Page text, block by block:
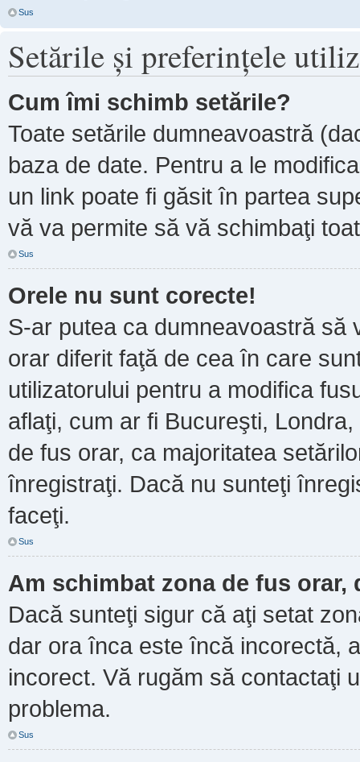
Sus
Setările şi preferinţele
Cum îmi schimb setările?
Toate setările dumneavoastră
baza de date. Pentru a le
un link poate fi găsit în partea
vă va permite să vă schimbaţi
Sus
Orele nu sunt corecte!
S-ar putea ca dumneavoastră să
orar diferit faţă de cea în care
utilizatorului pentru a modifica
aflaţi, cum ar fi Bucureşti,
de fus orar, ca majoritatea
înregistraţi. Dacă nu sunteţi
faceţi.
Sus
Am schimbat zona de fus orar,
Dacă sunteţi sigur că aţi setat
dar ora înca este încă incorectă,
incorect. Vă rugăm să contactaţi
problema.
Sus